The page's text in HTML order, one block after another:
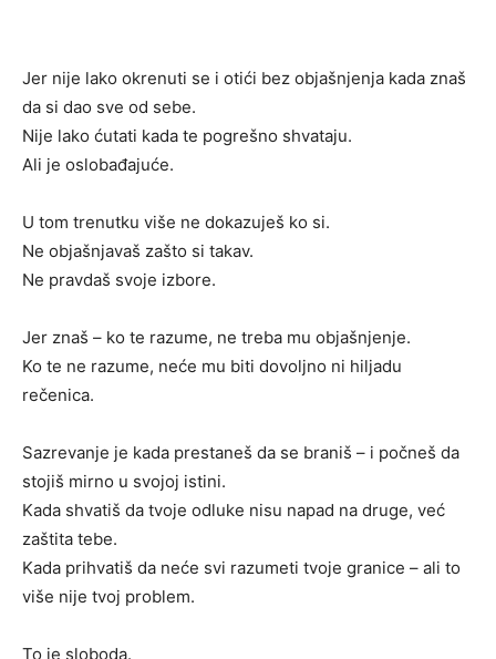
Jer nije lako okrenuti se i otići bez objašnjenja kada znaš
da si dao sve od sebe.
Nije lako ćutati kada te pogrešno shvataju.
Ali je oslobađajuće.
U tom trenutku više ne dokazuješ ko si.
Ne objašnjavaš zašto si takav.
Ne pravdaš svoje izbore.
Jer znaš – ko te razume, ne treba mu objašnjenje.
Ko te ne razume, neće mu biti dovoljno ni hiljadu
rečenica.
Sazrevanje je kada prestaneš da se braniš – i počneš da
stojiš mirno u svojoj istini.
Kada shvatiš da tvoje odluke nisu napad na druge, već
zaštita tebe.
Kada prihvatiš da neće svi razumeti tvoje granice – ali to
više nije tvoj problem.
To je sloboda.